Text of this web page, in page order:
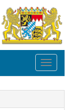
Toggle